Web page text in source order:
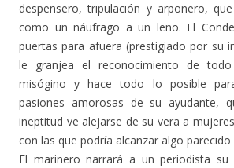
despensero, tripulación y arponero,
como un náufrago a un leño. El
puertas para afuera (prestigiado por su
le granjea el reconocimiento de
misógino y hace todo lo posible
pasiones amorosas de su ayudante,
ineptitud ve alejarse de su vera a
con las que podría alcanzar algo parecido
El marinero narrará a un periodista su